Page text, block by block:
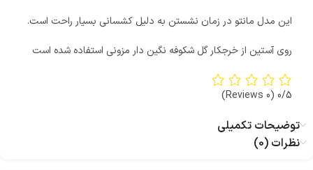
این مدل مانتو در زمان نشستن به دلیل کشسانی بسیار راحت است.
روی آستین از خرجکار گل شکوفه نگین دار مزونی استفاده شده است
0/5
(0 Reviews)
توضیحات تکمیلی
نظرات (0)